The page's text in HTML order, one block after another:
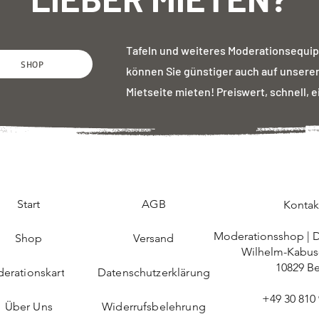
SHOP
Tafeln und weiteres
können Sie günstiger auch auf unserer
Mietseite mieten! Preiswert, schnell,
Start
Shop
Über Uns
AGB
Versand
Datenschutzerklärung
Widerrufsbelehrung
Moderationsshop |
Wilhelm-
10829
+49 30 810